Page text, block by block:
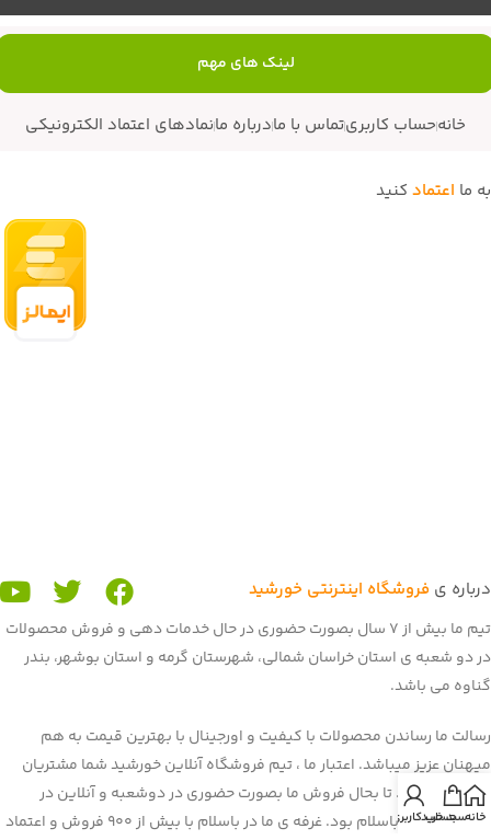
لینک های مهم
خانهحساب کاربریتماس با مادرباره مانمادهای اعتماد الکترونیکی
درباره ی فروشگاه اینترنتی خورشید
تیم ما بیش از 7 سال بصورت حضوری در حال خدمات دهی و فروش محصولات
در دو شعبه ی استان خراسان شمالی، شهرستان گرمه و استان بوشهر، بندر
گناوه می باشد.
رسالت ما رساندن محصولات با کیفیت و اورجینال با بهترین قیمت به هم
میهنان عزیز میباشد. اعتبار ما ، تیم فروشگاه آنلاین خورشید شما مشتریان
عزیز می باشید. تا بحال فروش ما بصورت حضوری در دوشعبه و آنلاین در
برنامه و سایت باسلام بود. غرفه ی ما در باسلام با بیش از 900 فروش و اعتماد
به ما اعتماد کنید
خانهسبد خرید
حساب کاربری من